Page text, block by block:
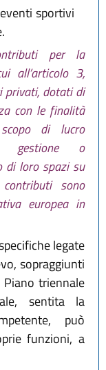
sportivi
per la
all’articolo 3,
privati, dotati di
con le finalità
di lucro
gestione o
di loro spazi su
sono
europea in
legate
sopraggiunti
triennale
sentita la
può
funzioni, a